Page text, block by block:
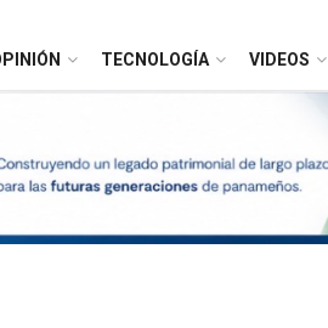
TECNOLOGÍA VIDEOS